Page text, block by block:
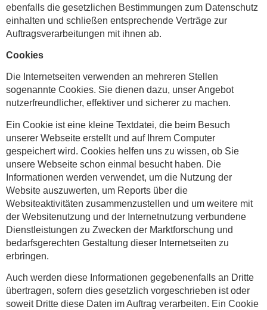
ebenfalls die gesetzlichen Bestimmungen zum Datenschutz
einhalten und schließen entsprechende Verträge zur
Auftragsverarbeitungen mit ihnen ab.
Cookies
Die Internetseiten verwenden an mehreren Stellen
sogenannte Cookies. Sie dienen dazu, unser Angebot
nutzerfreundlicher, effektiver und sicherer zu machen.
Ein Cookie ist eine kleine Textdatei, die beim Besuch
unserer Webseite erstellt und auf Ihrem Computer
gespeichert wird. Cookies helfen uns zu wissen, ob Sie
unsere Webseite schon einmal besucht haben. Die
Informationen werden verwendet, um die Nutzung der
Website auszuwerten, um Reports über die
Websiteaktivitäten zusammenzustellen und um weitere mit
der Websitenutzung und der Internetnutzung verbundene
Dienstleistungen zu Zwecken der Marktforschung und
bedarfsgerechten Gestaltung dieser Internetseiten zu
erbringen.
Auch werden diese Informationen gegebenenfalls an Dritte
übertragen, sofern dies gesetzlich vorgeschrieben ist oder
soweit Dritte diese Daten im Auftrag verarbeiten. Ein Cookie